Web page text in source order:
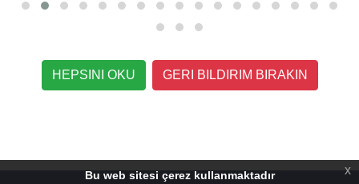
HEPSINI OKU GERI BILDIRIM BIRAKIN
Bu web sitesi çerez kullanmaktadır x